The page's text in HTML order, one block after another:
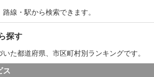
線・駅から検索できます。
探す
た都道府県、市区町村別ランキングです。
ス